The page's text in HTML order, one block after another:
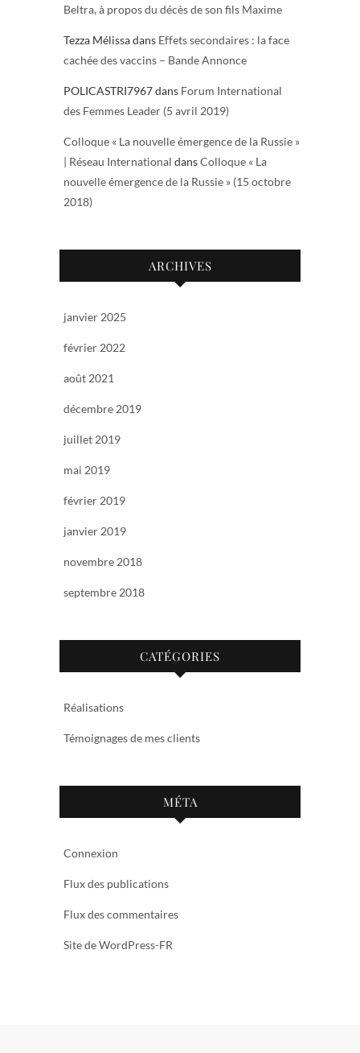
Beltra, à propos du décès de son fils Maxime
Tezza Mélissadans Effets secondaires : la face
cachée des vaccins – Bande Annonce
POLICASTRI7967dans Forum International
des Femmes Leader (5 avril 2019)
Colloque « La nouvelle émergence de la Russie »
| Réseau International dansColloque « La
nouvelle émergence de la Russie » (15 octobre
2018)
ARCHIVES
janvier 2025
février 2022
août 2021
décembre 2019
juillet 2019
mai 2019
février 2019
janvier 2019
novembre 2018
septembre 2018
CATÉGORIES
Réalisations
Témoignages de mes clients
MÉTA
Connexion
Flux des publications
Flux des commentaires
Site de WordPress-FR